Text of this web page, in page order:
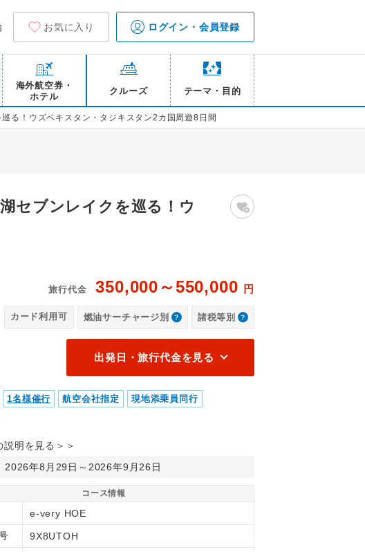
お気に入り ログイン・会員登録
海外航空券・
ホテル
クルーズ テーマ・目的
る！ウズベキスタン・タジキスタン2カ国周遊8日間
セブンレイクを巡る！ウ
旅行代金 350,000～550,000 円
カード利用可 燃油サーチャージ別 諸税等別
出発日・旅行代金を見る
1名様催行 航空会社指定
現地添乗員同行
説明を見る＞＞
2026年8月29日～2026年9月26日
コース情報
e-very HOE
9X8UTOH